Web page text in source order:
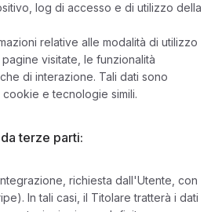
log di accesso e di utilizzo della
relative alle modalità di utilizzo
visitate, le funzionalità
di interazione. Tali dati sono
e tecnologie simili.
terze parti:
richiesta dall'Utente, con
In tali casi, il Titolare tratterà i dati